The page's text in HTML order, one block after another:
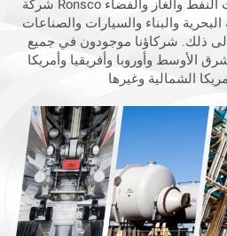
شركة Ronsco على نطاق واسع في مجالات النفط والغاز والفضاء
والبناء والسيارات والصناعات
إلى ذلك. شركاؤنا موجودون في جميع
الأوسط وأوروبا وأفريقيا وأمريكا